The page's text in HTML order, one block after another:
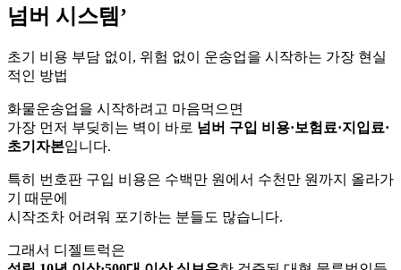
넘버 시스템’
초기 비용 부담 없이, 위험 없이 운송업을 시작하는 가장 현실
적인 방법
화물운송업을 시작하려고 마음먹으면
가장 먼저 부딪히는 벽이 바로 넘버 구입 비용·보험료·지입료·
초기자본입니다.
특히 번호판 구입 비용은 수백만 원에서 수천만 원까지 올라가
기 때문에
시작조차 어려워 포기하는 분들도 많습니다.
그래서 디젤트럭은